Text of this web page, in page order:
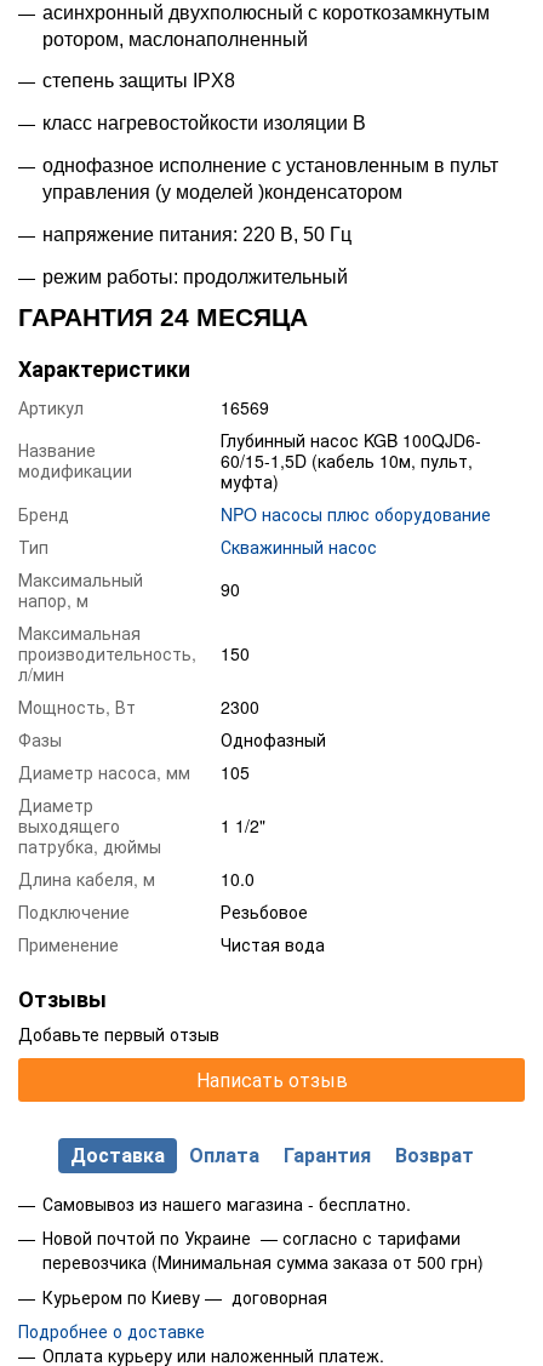
асинхронный двухполюсный с короткозамкнутым
ротором, маслонаполненный
степень защиты IPX8
класс нагревостойкости изоляции В
однофазное исполнение с установленным в пульт
управления (у моделей )конденсатором
напряжение питания: 220 В, 50 Гц
режим работы: продолжительный
ГАРАНТИЯ 24 МЕСЯЦА
Характеристики
Артикул
16569
Название
модификации
Глубинный насос KGB 100QJD6-
60/15-1,5D (кабель 10м, пульт,
муфта)
Бренд
NPO насосы плюс оборудование
Тип
Скважинный насос
Максимальный
напор, м
90
Максимальная
производительность,
л/мин
150
Мощность, Вт
2300
Фазы
Однофазный
Диаметр насоса, мм
105
Диаметр
выходящего
патрубка, дюймы
1 1/2"
Длина кабеля, м
10.0
Подключение
Резьбовое
Применение
Чистая вода
Отзывы
Добавьте первый отзыв
Написать отзыв
Доставка Оплата Гарантия Возврат
Самовывоз из нашего магазина - бесплатно.
Новой почтой по Украине — согласно с тарифами
перевозчика (Минимальная сумма заказа от 500 грн)
Курьером по Киеву — договорная
Подробнее о доставке
Оплата курьеру или наложенный платеж.